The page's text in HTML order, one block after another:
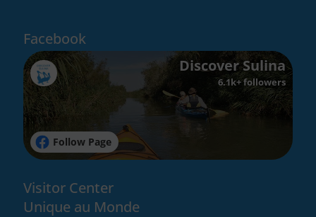
Facebook
Discover Sulina
6.1k+ followers
Follow Page
Visitor Center
Unique au Monde